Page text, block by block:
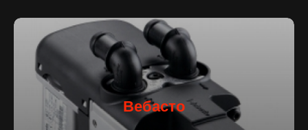
Вебасто